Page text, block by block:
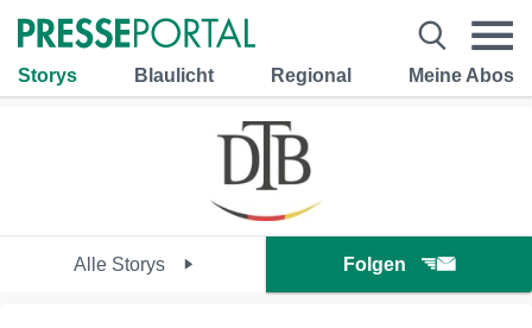
Storys Blaulicht Regional Meine Abos
Alle Storys Folgen